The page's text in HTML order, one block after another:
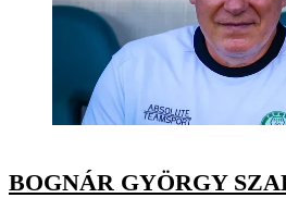
BOGNÁR GYÖRGY